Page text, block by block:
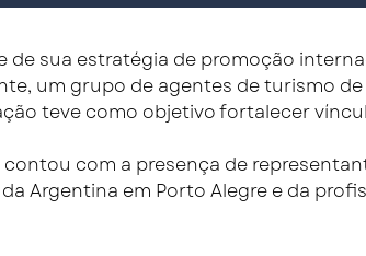
de sua estratégia de promoção
um grupo de agentes de turismo
teve como objetivo fortalecer
com a presença de
Argentina em Porto Alegre e da